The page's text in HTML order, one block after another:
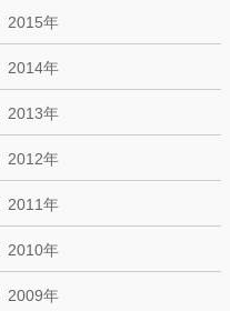
2015年
2014年
2013年
2012年
2011年
2010年
2009年